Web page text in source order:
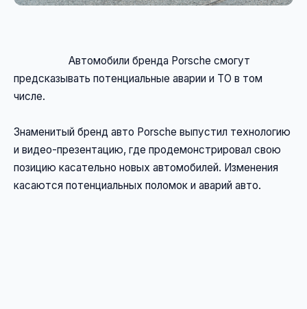
предсказывать потенциальные аварии и ТО в том
числе.
Знаменитый бренд авто Porsche выпустил технологию
и видео-презентацию, где продемонстрировал свою
позицию касательно новых автомобилей. Изменения
касаются потенциальных поломок и аварий авто.